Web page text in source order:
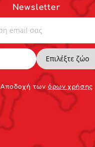
Newsletter
Αποδoχή τωνόρων χρήσης